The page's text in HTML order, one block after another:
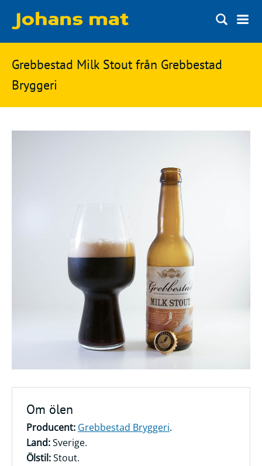
Matbloggen
Innertemperaturer
Ingredienser
Matsnack
Sök
på
Johans
mat
Grebbestad Milk Stout från Grebbestad
Bryggeri
Om ölen
Producent: Grebbestad Bryggeri.
Land:Sverige.
Ölstil:Stout.